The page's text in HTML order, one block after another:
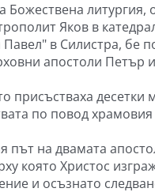
Божествена литургия,
Яков в
в Силистра, бе
апостоли Петър
присъстваха десетки
по повод храмовия
на двамата
която Христос
и осъзнато